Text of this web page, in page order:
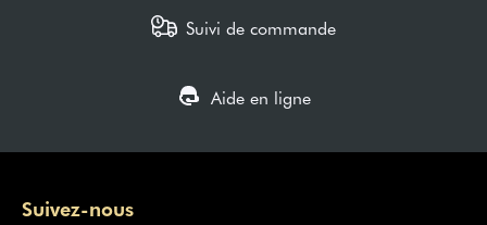
Suivi de commande
Aide en ligne
Suivez-nous